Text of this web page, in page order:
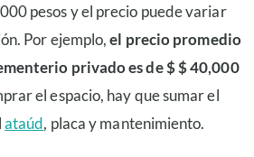
pesos y el precio puede variar
Por ejemplo,el precio promedio
privado es de $ $ 40,000
el espacio, hay que sumar el
ataúd, placa y mantenimiento.